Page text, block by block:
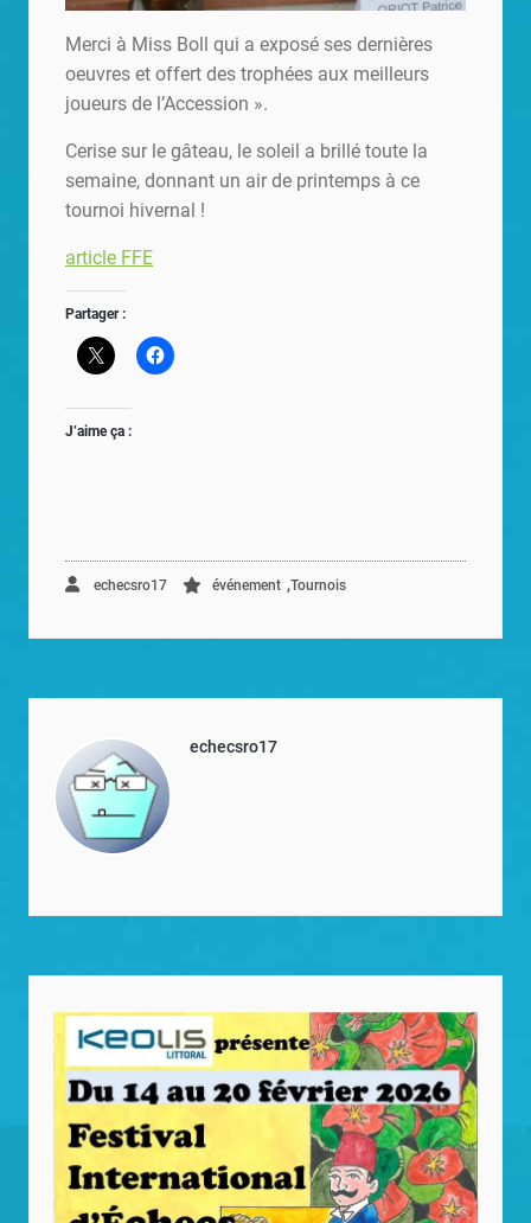
Merci à Miss Boll qui a exposé ses dernières
oeuvres et offert des trophées aux meilleurs
joueurs de l’Accession ».
Cerise sur le gâteau, le soleil a brillé toute la
semaine, donnant un air de printemps à ce
tournoi hivernal !
article FFE
Partager :
J’aime ça :
echecsro17 événement ,Tournois
echecsro17